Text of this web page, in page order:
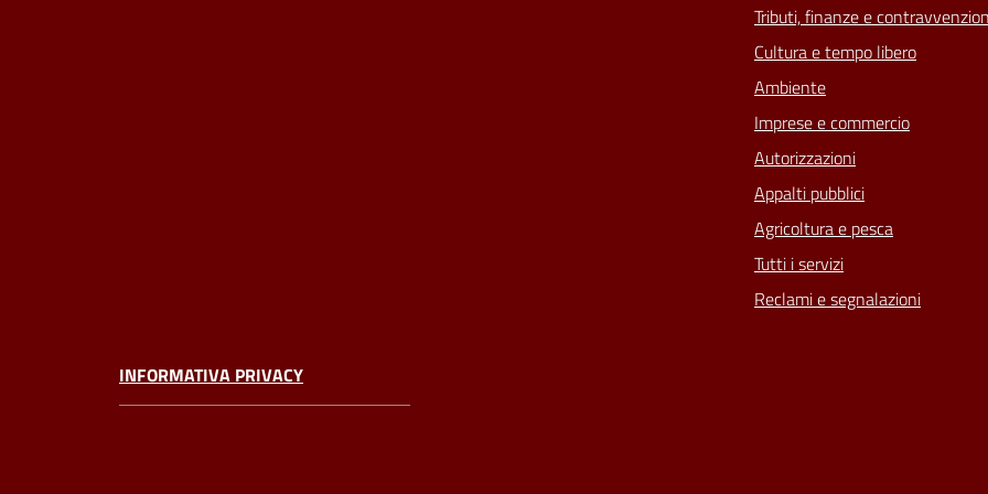
Tributi, finanze e
Cultura e tempo libero
Ambiente
Imprese e commercio
Autorizzazioni
Appalti pubblici
Agricoltura e pesca
Tutti i servizi
Reclami e segnalazioni
INFORMATIVA PRIVACY